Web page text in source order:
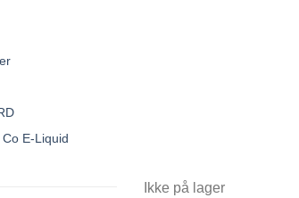
E-Liquid
Ikke på lager